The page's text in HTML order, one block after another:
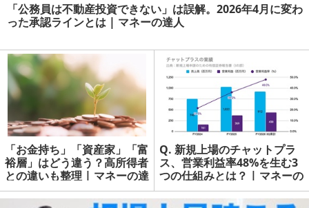
「公務員は不動産投資できない」は誤解。2026年4月に変わ
った承認ラインとは | マネーの達人
「お金持ち」「資産家」「富
裕層」はどう違う？高所得者
との違いも整理 | マネーの達
人
Q. 新規上場のチャットプラ
ス、営業利益率48%を生む3
つの仕組みとは？ | マネーの
達人